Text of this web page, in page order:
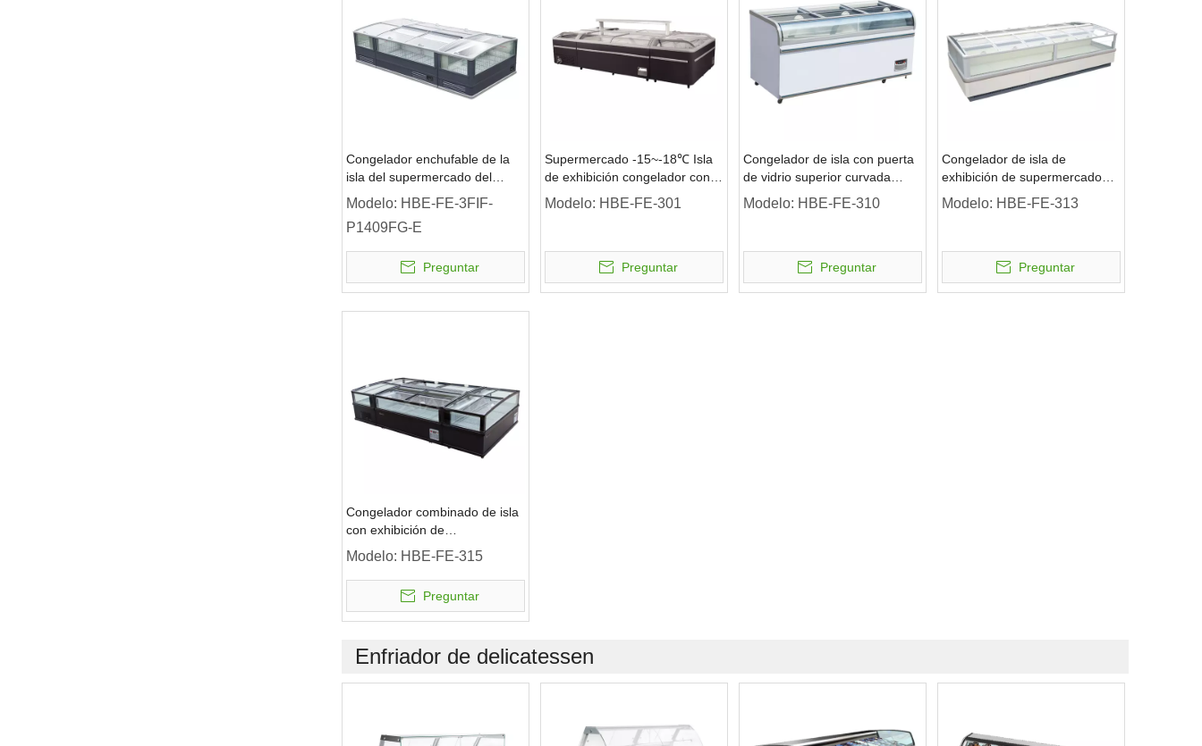
Congelador enchufable de la
isla del supermercado del
congelador de la isla de la
puerta de cristal
300L/450L/575L/≤-18℃
Modelo: HBE-FE-3FIF-
P1409FG-E
Preguntar
Supermercado -15~-18℃ Isla
de exhibición congelador con
luz LED
Modelo: HBE-FE-301
Preguntar
Congelador de isla con puerta
de vidrio superior curvada
comercial
Modelo: HBE-FE-310
Preguntar
Congelador de isla de
exhibición de supermercado
≤-15 ℃
Modelo: HBE-FE-313
Preguntar
Congelador combinado de isla
con exhibición de
supermercado ≤-15 ℃
Modelo: HBE-FE-315
Preguntar
Enfriador de delicatessen